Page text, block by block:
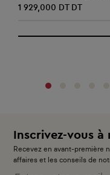
1 929,000 DT DT
Inscrivez-vous
Recevez en avant-première
affaires et les conseils de